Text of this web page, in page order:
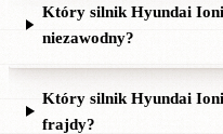
Który silnik Hyundai
niezawodny?
Który silnik Hyundai
frajdy?